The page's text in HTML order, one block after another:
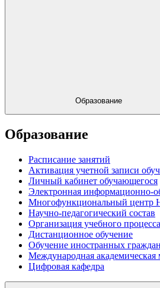
Образование
Образование
Расписание занятий
Активация учетной записи
Личный кабинет обучающегося
Электронная информационно-
Многофункциональный центр
Научно-педагогический состав
Организация учебного процесса
Дистанционное обучение
Обучение иностранных граждан
Международная академическая
Цифровая кафедра